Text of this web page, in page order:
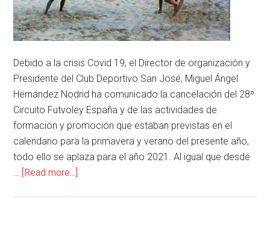
Debido a la crisis Covid 19, el Director de organización y
Presidente del Club Deportivo San José, Miguel Ángel
Hernández Nodrid ha comunicado la cancelación del 28º
Circuito Futvoley España y de las actividades de
formación y promoción que estaban previstas en el
calendario para la primavera y verano del presente año,
todo ello se aplaza para el año 2021. Al igual que desde
… [Read more...]